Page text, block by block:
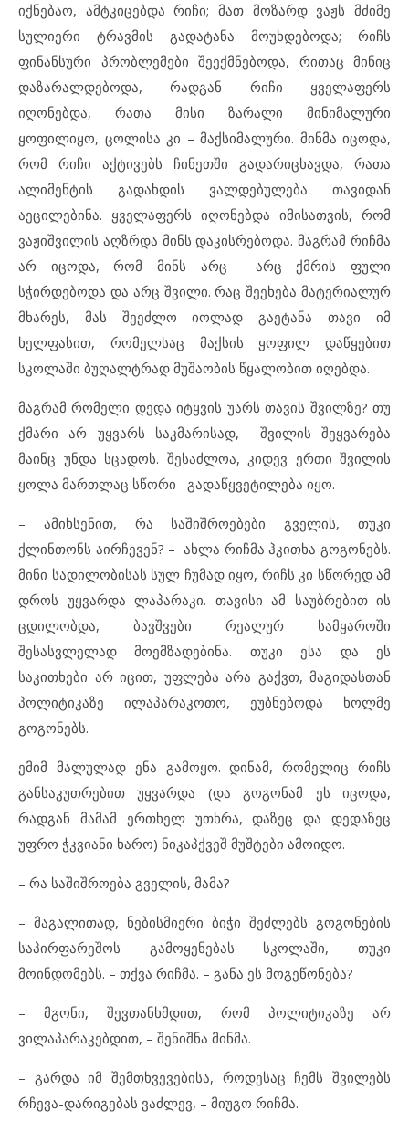
იქნებაო, ამტკიცებდა რიჩი; მათ მოზარდ ვაჟს მძიმე
სულიერი ტრავმის გადატანა მოუხდებოდა; რიჩს
ფინანსური პრობლემები შეექმნებოდა, რითაც მინიც
დაზარალდებოდა, რადგან რიჩი ყველაფერს
იღონებდა, რათა მისი ზარალი მინიმალური
ყოფილიყო, ცოლისა კი – მაქსიმალური. მინმა იცოდა,
რომ რიჩი აქტივებს ჩინეთში გადარიცხავდა, რათა
ალიმენტის გადახდის ვალდებულება თავიდან
აეცილებინა. ყველაფერს იღონებდა იმისათვის, რომ
ვაჟიშვილის აღზრდა მინს დაკისრებოდა. მაგრამ რიჩმა
არ იცოდა, რომ მინს არც არც ქმრის ფული
სჭირდებოდა და არც შვილი. რაც შეეხება მატერიალურ
მხარეს, მას შეეძლო იოლად გაეტანა თავი იმ
ხელფასით, რომელსაც მაქსის ყოფილ დაწყებით
სკოლაში ბუღალტრად მუშაობის წყალობით იღებდა.
მაგრამ რომელი დედა იტყვის უარს თავის შვილზე? თუ
ქმარი არ უყვარს საკმარისად, შვილის შეყვარება
მაინც უნდა სცადოს. შესაძლოა, კიდევ ერთი შვილის
ყოლა მართლაც სწორი გადაწყვეტილება იყო.
– ამიხსენით, რა საშიშროებები გველის, თუკი
ქლინთონს აირჩევენ? – ახლა რიჩმა ჰკითხა გოგონებს.
მინი სადილობისას სულ ჩუმად იყო, რიჩს კი სწორედ ამ
დროს უყვარდა ლაპარაკი. თავისი ამ საუბრებით ის
ცდილობდა, ბავშვები რეალურ სამყაროში
შესასვლელად მოემზადებინა. თუკი ესა და ეს
საკითხები არ იცით, უფლება არა გაქვთ, მაგიდასთან
პოლიტიკაზე ილაპარაკოთო, ეუბნებოდა ხოლმე
გოგონებს.
ემიმ მალულად ენა გამოყო. დინამ, რომელიც რიჩს
განსაკუთრებით უყვარდა (და გოგონამ ეს იცოდა,
რადგან მამამ ერთხელ უთხრა, დაზეც და დედაზეც
უფრო ჭკვიანი ხარო) ნიკაპქვეშ მუშტები ამოიდო.
– რა საშიშროება გველის, მამა?
– მაგალითად, ნებისმიერი ბიჭი შეძლებს გოგონების
საპირფარეშოს გამოყენებას სკოლაში, თუკი
მოინდომებს. – თქვა რიჩმა. – განა ეს მოგეწონება?
– მგონი, შევთანხმდით, რომ პოლიტიკაზე არ
ვილაპარაკებდით, – შენიშნა მინმა.
– გარდა იმ შემთხვევებისა, როდესაც ჩემს შვილებს
რჩევა-დარიგებას ვაძლევ, – მიუგო რიჩმა.